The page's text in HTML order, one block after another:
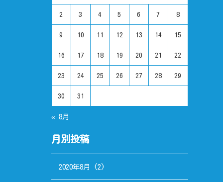
2 3 4 5 6 7 8
9 10 11 12 13 14 15
16 17 18 19 20 21 22
23 24 25 26 27 28 29
30 31
« 8月
月別投稿
2020年8月 (2)